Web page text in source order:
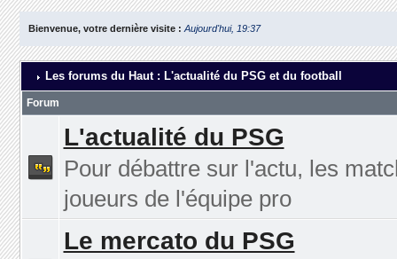
Bienvenue, votre dernière visite : Aujourd'hui, 19:37
Les forums du Haut : L'actualité du PSG et du football
Forum
L'actualité du PSG
Pour débattre sur l'actu, les
joueurs de l'équipe pro
Le mercato du PSG